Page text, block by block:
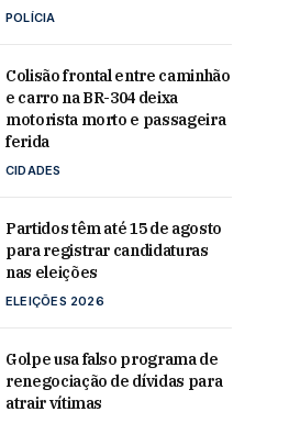
POLÍCIA
Colisão frontal entre caminhão
e carro na BR-304 deixa
motorista morto e passageira
ferida
CIDADES
Partidos têm até 15 de agosto
para registrar candidaturas
nas eleições
ELEIÇÕES 2026
Golpe usa falso programa de
renegociação de dívidas para
atrair vítimas